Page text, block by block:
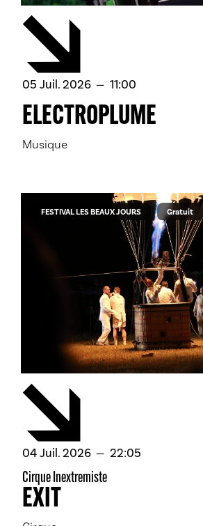
ELECTROPLUME
Musique
05 juillet
Juil. 2026 11:00
Cirque Inextremiste
EXIT
04 juillet
Juil. 2026 22:05
FESTIVAL LES BEAUX JOURS Gratuit